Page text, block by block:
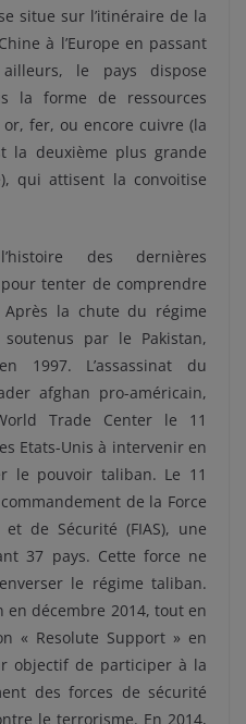
situe sur l’itinéraire de la
à l’Europe en passant
le pays dispose
la forme de ressources
fer, ou encore cuivre (la
la deuxième plus grande
qui attisent la convoitise
des dernières
tenter de comprendre
Après la chute du régime
par le Pakistan,
1997. L’assassinat du
afghan pro-américain,
Trade Center le 11
Etats-Unis à intervenir en
le pouvoir taliban. Le 11
de la Force
et de Sécurité (FIAS), une
37 pays. Cette force ne
le régime taliban.
en décembre 2014, tout en
« Resolute Support » en
objectif de participer à la
des forces de sécurité
le terrorisme. En 2014,